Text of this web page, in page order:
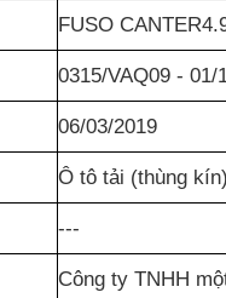
FUSO
0315/VAQ09 - 01/
06/03/2019
Ô tô tải (thùng kín)
---
Công ty TNHH